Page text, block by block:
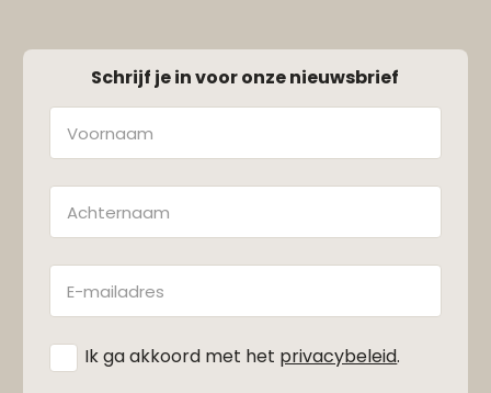
Schrijf je in voor onze nieuwsbrief
Naam
Achternaam
E-
mailadres
Ik ga akkoord met het privacybeleid.